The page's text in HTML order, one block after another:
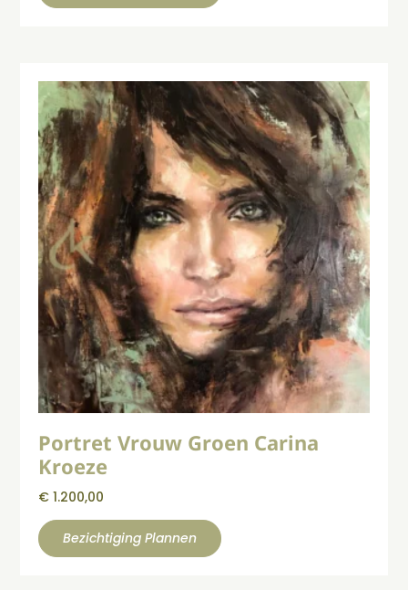
Portret Vrouw Groen Carina
Kroeze
€ 1.200,00
Bezichtiging Plannen